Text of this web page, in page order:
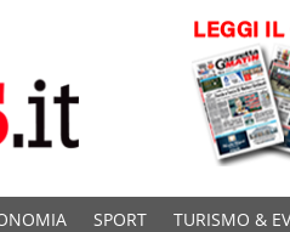
SPORT TURISMO &